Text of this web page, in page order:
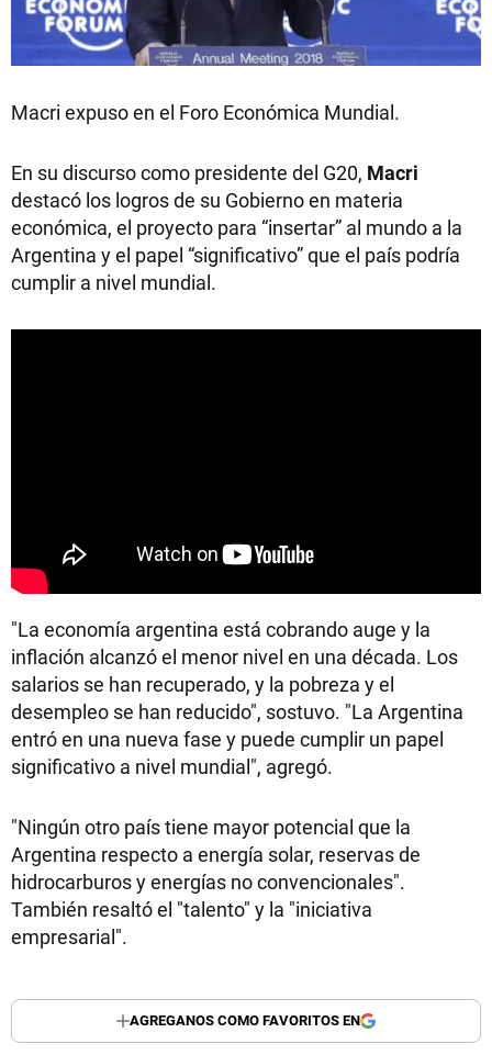
Macri expuso en el Foro Económica Mundial.
En su discurso como presidente del G20, Macri
destacó los logros de su Gobierno en materia
económica, el proyecto para “insertar” al mundo a la
Argentina y el papel “significativo” que el país podría
cumplir a nivel mundial.
"La economía argentina está cobrando auge y la
inflación alcanzó el menor nivel en una década. Los
salarios se han recuperado, y la pobreza y el
desempleo se han reducido", sostuvo. "La Argentina
entró en una nueva fase y puede cumplir un papel
significativo a nivel mundial", agregó.
"Ningún otro país tiene mayor potencial que la
Argentina respecto a energía solar, reservas de
hidrocarburos y energías no convencionales".
También resaltó el "talento" y la "iniciativa
empresarial".
AGREGANOS COMO FAVORITOS EN